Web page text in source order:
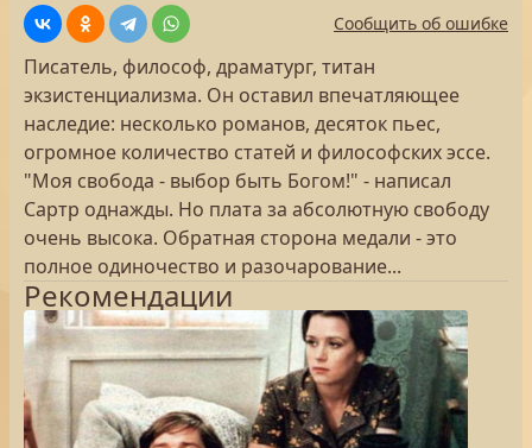
Сообщить об ошибке
Писатель, философ, драматург, титан
экзистенциализма. Он оставил впечатляющее
наследие: несколько романов, десяток пьес,
огромное количество статей и философских эссе.
"Моя свобода - выбор быть Богом!" - написал
Сартр однажды. Но плата за абсолютную свободу
очень высока. Обратная сторона медали - это
полное одиночество и разочарование...
Рекомендации